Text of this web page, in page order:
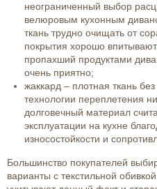
неограниченный выбор
велюровым кухонным
ткань трудно очищать от
покрытия хорошо
пропахший продуктами
очень приятно;
жаккард – плотная ткань
технологии переплетения
долговечный материал
эксплуатации на кухне
износостойкости и
Большинство покупателей
варианты с текстильной